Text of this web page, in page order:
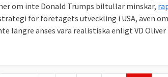
om inte Donald Trumps biltullar minskar,
för företagets utveckling i USA, även
längre anses vara realistiska enligt VD Oliver